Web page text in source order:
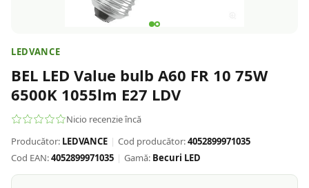
LEDVANCE
BEL LED Value bulb A60 FR 10 75W
6500K 1055lm E27 LDV
Nicio recenzie încă
Producător: LEDVANCE | Cod producător:4052899971035
Cod EAN:4052899971035 | Gamă: Becuri LED